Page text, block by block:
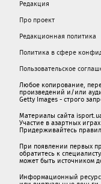
Редакция
Про проект
Редакционная политика
Политика в сфере
Пользовательское
Любое копирование,
произведений и/или
Getty Images - строго
Материалы сайта
Участие в азартных
Придерживайтесь
При появлении первых
обратитесь к
может быть источником
Информационный